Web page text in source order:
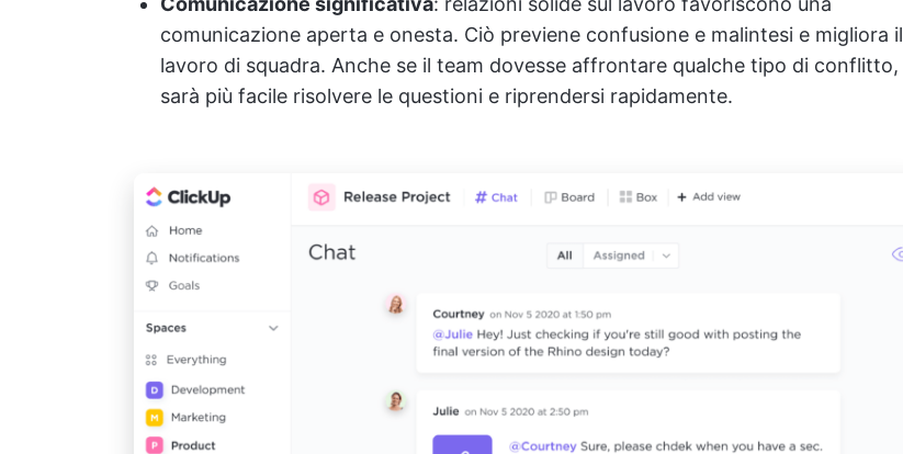
comunicazione aperta e onesta. Ciò previene confusione e malintesi e migliora il
lavoro di squadra. Anche se il team dovesse affrontare qualche tipo di conflitto,
sarà più facile risolvere le questioni e riprendersi rapidamente.